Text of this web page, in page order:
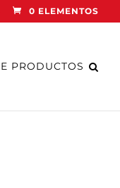
0 ELEMENTOS
PRODUCTOS